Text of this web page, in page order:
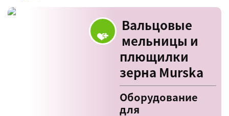
Вальцовые
мельницы и
плющилки
зерна Murska
Оборудование
для